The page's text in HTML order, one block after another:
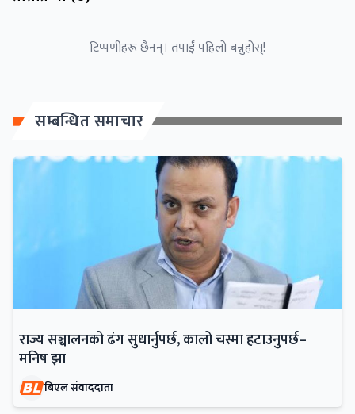
टिप्पणीहरू छैनन्। तपाईं पहिलो बन्नुहोस्!
सम्बन्धित समाचार
राज्य सञ्चालनको ढंग सुधार्नुपर्छ, कालो चस्मा हटाउनुपर्छ–
मनिष झा
बिएल संवाददाता